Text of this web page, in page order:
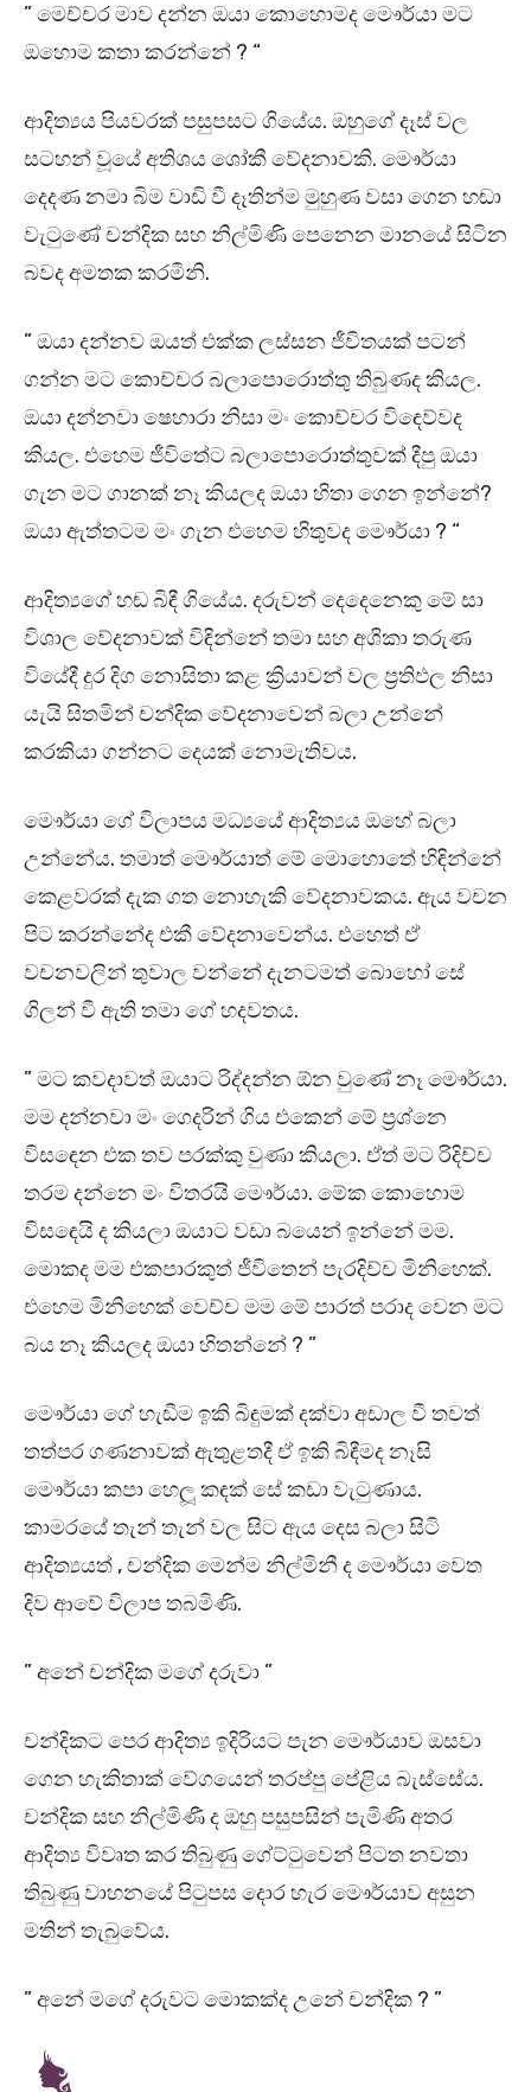
” මෙච්චර මාව දන්න ඔයා කොහොමද මෞර්යා මට
ඔහොම කතා කරන්නේ ? “
ආදිත්‍යය පියවරක් පසුපසට ගියේය. ඔහුගේ දෑස් වල
සටහන් වූයේ අතිශය ශෝකී වේදනාවකි. මෞර්යා
දෙදණ නමා බිම වාඩි වී දෑතින්ම මුහුණ වසා ගෙන හඬා
වැටුණේ චන්දික සහ නිල්මිණි පෙනෙන මානයේ සිටින
බවද අමතක කරමිනි.
” ඔයා දන්නව ඔයත් එක්ක ලස්සන ජීවිතයක් පටන්
ගන්න මට කොච්චර බලාපොරොත්තු තිබුණද කියල.
ඔයා දන්නවා ෂෙහාරා නිසා මං කොච්චර විඳෙව්වද
කියල. එහෙම ජීවිතේට බලාපොරොත්තුවක් දීපු ඔයා
ගැන මට ගානක් නෑ කියලද ඔයා හිතා ගෙන ඉන්නේ?
ඔයා ඇත්තටම මං ගැන එහෙම හිතුවද මෞර්යා ? “
ආදිත්‍යගේ හඬ බිඳී ගියේය. දරුවන් දෙදෙනෙකු මේ සා
විශාල වේදනාවක් විඳින්නේ තමා සහ අශිකා තරුණ
වියේදී දුර දිග නොසිතා කළ ක්‍රියාවන් වල ප්‍රතිඵල නිසා
යැයි සිතමින් චන්දික වේදනාවෙන් බලා උන්නේ
කරකියා ගන්නට දෙයක් නොමැතිවය.
මෞර්යා ගේ විලාපය මධ්‍යයේ ආදිත්‍යය ඔහේ බලා
උන්නේය. තමාත් මෞර්යාත් මේ මොහොතේ හිඳින්නේ
කෙළවරක් දැක ගත නොහැකි වේදනාවකය. ඇය වචන
පිට කරන්නේද එකී වේදනාවෙන්ය. එහෙත් ඒ
වචනවලින් තුවාල වන්නේ දැනටමත් බොහෝ සේ
ගිලන් වී ඇති තමා ගේ හදවතය.
” මට කවදාවත් ඔයාට රිද්දන්න ඕන වුණේ නෑ මෞර්යා.
මම දන්නවා මං ගෙදරින් ගිය එකෙන් මේ ප්‍රශ්නෙ
විසඳෙන එක තව පරක්කු වුණා කියලා. ඒත් මට රිදිච්ච
තරම දන්නෙ මං විතරයි මෞර්යා. මේක කොහොම
විසඳෙයි ද කියලා ඔයාට වඩා බයෙන් ඉන්නේ මම.
මොකද මම එකපාරකුත් ජීවිතෙන් පැරදිච්ච මිනිහෙක්.
එහෙම මිනිහෙක් වෙච්ච මම මේ පාරත් පරාද වෙන මට
බය නෑ කියලද ඔයා හිතන්නේ ? ”
මෞර්යා ගේ හැඬීම ඉකි බිඳුමක් දක්වා අඩාල වී තවත්
තත්පර ගණනාවක් ඇතුළතදී ඒ ඉකි බිඳීමද නෑසි
මෞර්යා කපා හෙලූ කඳක් සේ කඩා වැටුණාය.
කාමරයේ තැන් තැන් වල සිට ඇය දෙස බලා සිටි
ආදිත්‍යයත් , චන්දික මෙන්ම නිල්මිනී ද මෞර්යා වෙත
දිව ආවේ විලාප තබමිණි.
” අනේ චන්දික මගේ දරුවා ”
චන්දිකට පෙර ආදිත්‍ය ඉදිරියට පැන මෞර්යාව ඔසවා
ගෙන හැකිතාක් වේගයෙන් තරප්පු පේළිය බැස්සේය.
චන්දික සහ නිල්මිණී ද ඔහු පසුපසින් පැමිණි අතර
ආදිත්‍ය විවෘත කර තිබුණු ගේට්ටුවෙන් පිටත නවතා
තිබුණු වාහනයේ පිටුපස දොර හැර මෞර්යාව අසුන
මතින් තැබුවේය.
” අනේ මගේ දරුවට මොකක්ද උනේ චන්දික ? ”